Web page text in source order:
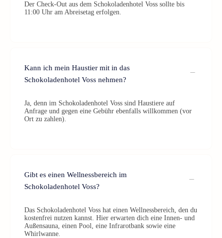
Der Check-Out aus dem Schokoladenhotel Voss sollte bis
11:00 Uhr am Abreisetag erfolgen.
Kann ich mein Haustier mit in das
Schokoladenhotel Voss nehmen?
Ja, denn im Schokoladenhotel Voss sind Haustiere auf
Anfrage und gegen eine Gebühr ebenfalls willkommen (vor
Ort zu zahlen).
Gibt es einen Wellnessbereich im
Schokoladenhotel Voss?
Das Schokoladenhotel Voss hat einen Wellnessbereich, den du
kostenfrei nutzen kannst. Hier erwarten dich eine Innen- und
Außensauna, einen Pool, eine Infrarotbank sowie eine
Whirlwanne.